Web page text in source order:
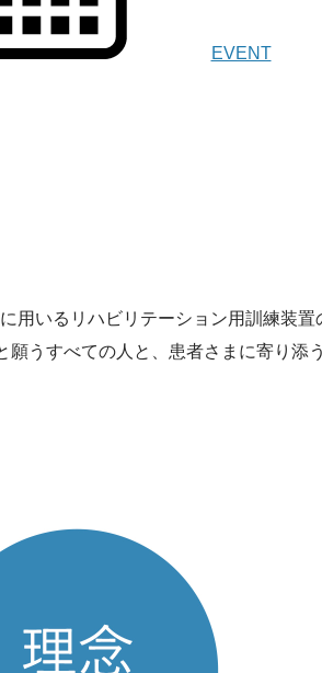
EVENT
用いるリハビリテーション用訓練装
うすべての人と、患者さまに寄り